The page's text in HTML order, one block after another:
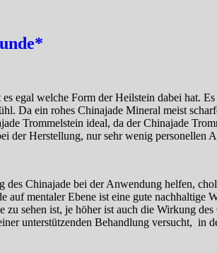
egal welche Form der Heilstein dabei hat.
Da ein rohes Chinajade Mineral meist
Trommelstein ideal, da der Chinajade
der Herstellung, nur sehr wenig
des Chinajade bei der Anwendung helfen,
mentaler Ebene ist eine gute nachhaltige
sehen ist, je höher ist auch die Wirkung
unterstützenden Behandlung versucht, in